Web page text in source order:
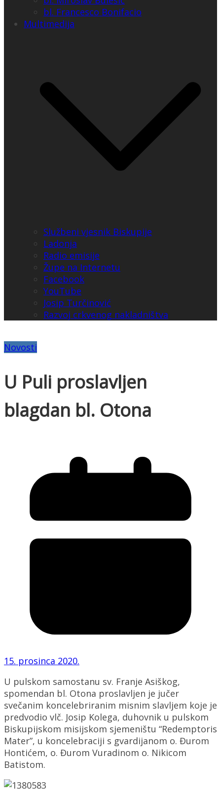
bl. Francesco Bonifacio
Multimedija
Službeni vjesnik Biskupije
Ladonja
Radio emisije
Župe na Internetu
Facebook
YouTube
Josip Turčinović
Razvoj crkvenog nakladništva
Novosti
U Puli proslavljen
blagdan bl. Otona
15. prosinca 2020.
U pulskom samostanu sv. Franje Asiškog,
spomendan bl. Otona proslavljen je jučer
svečanim koncelebriranim misnim slavljem koje je
predvodio vlč. Josip Kolega, duhovnik u pulskom
Biskupijskom misijskom sjemeništu “Redemptoris
Mater”, u koncelebraciji s gvardijanom o. Đurom
Hontićem, o. Đurom Vuradinom o. Nikicom
Batistom.